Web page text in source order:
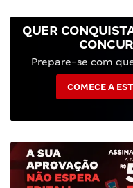
QUER
Prepare-se com
COMECE A